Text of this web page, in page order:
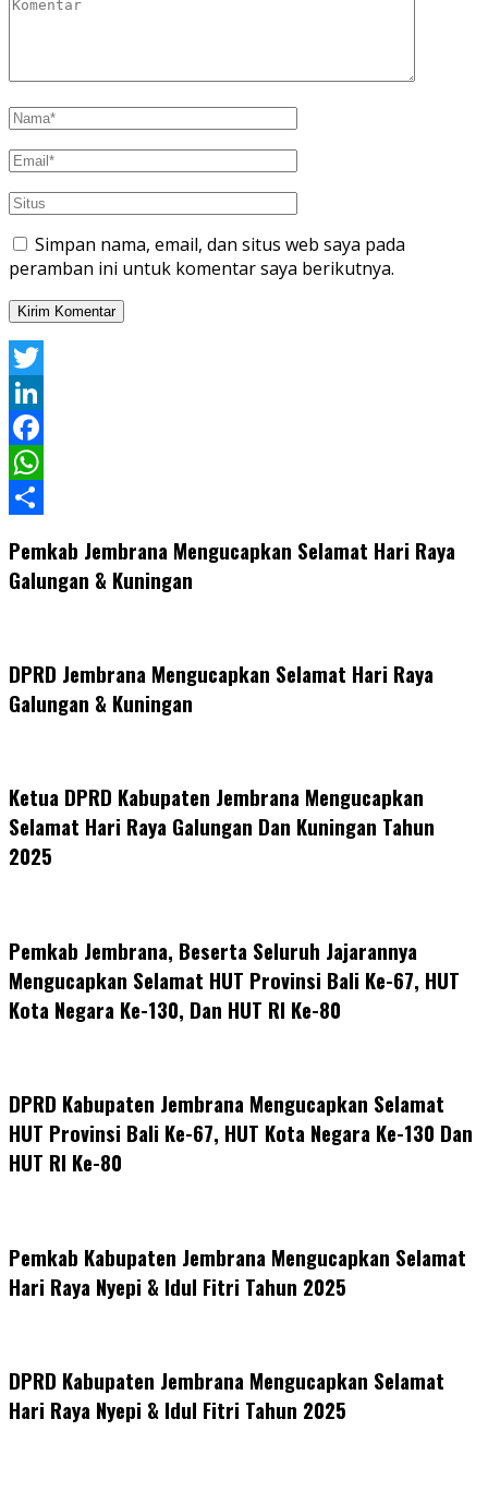
Simpan nama, email, dan situs web saya pada
peramban ini untuk komentar saya berikutnya.
Twitter
LinkedIn
Facebook
WhatsApp
Pemkab Jembrana Mengucapkan Selamat Hari Raya
Galungan & Kuningan
DPRD Jembrana Mengucapkan Selamat Hari Raya
Galungan & Kuningan
Ketua DPRD Kabupaten Jembrana Mengucapkan
Selamat Hari Raya Galungan Dan Kuningan Tahun
2025
Pemkab Jembrana, Beserta Seluruh Jajarannya
Mengucapkan Selamat HUT Provinsi Bali Ke-67, HUT
Kota Negara Ke-130, Dan HUT RI Ke-80
DPRD Kabupaten Jembrana Mengucapkan Selamat
HUT Provinsi Bali Ke-67, HUT Kota Negara Ke-130 Dan
HUT RI Ke-80
Pemkab Kabupaten Jembrana Mengucapkan Selamat
Hari Raya Nyepi & Idul Fitri Tahun 2025
DPRD Kabupaten Jembrana Mengucapkan Selamat
Hari Raya Nyepi & Idul Fitri Tahun 2025